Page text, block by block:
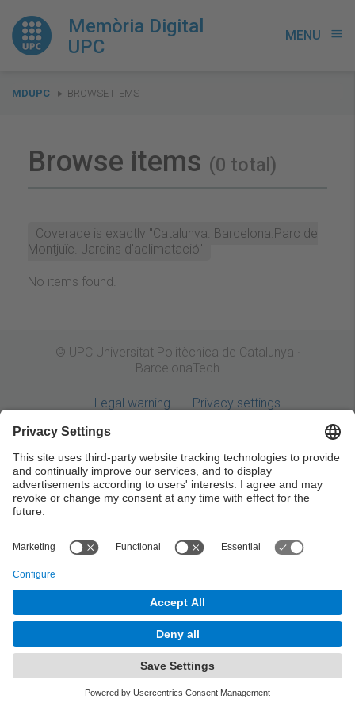
Memòria Digital
UPC
MENU menu
You
MDUPC BROWSE ITEMS
Browse items (0 total)
Coverage is exactly "Catalunya. Barcelona.Parc de
Montjuïc. Jardins d'aclimatació"
No items found.
© UPC Universitat Politècnica de Catalunya ·
BarcelonaTech
Legal warning Privacy settings